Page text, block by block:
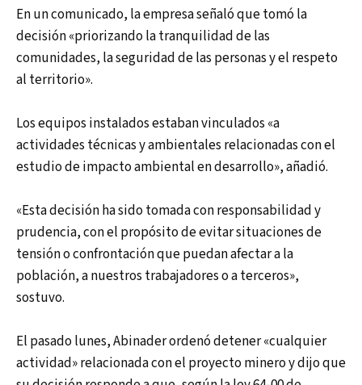
En un comunicado, la empresa señaló que tomó la
decisión «priorizando la tranquilidad de las
comunidades, la seguridad de las personas y el respeto
al territorio».
Los equipos instalados estaban vinculados «a
actividades técnicas y ambientales relacionadas con el
estudio de impacto ambiental en desarrollo», añadió.
«Esta decisión ha sido tomada con responsabilidad y
prudencia, con el propósito de evitar situaciones de
tensión o confrontación que puedan afectar a la
población, a nuestros trabajadores o a terceros»,
sostuvo.
El pasado lunes, Abinader ordenó detener «cualquier
actividad» relacionada con el proyecto minero y dijo que